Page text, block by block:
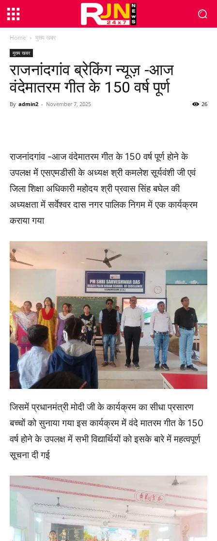
Home मुख्य खबर
मुख्य खबर
राजनांदगांव ब्रेकिंग न्यूज़ -आज
वंदेमातरम गीत के 150 वर्ष पूर्ण
By admin2 - November 7, 2025 26
राजनांदगांव -आज वंदेमातरम गीत के 150 वर्ष पूर्ण होने के
उपलक्ष में एसएमडीसी के अध्यक्ष श्री कमलेश सूर्यवंशी जी एवं
जिला शिक्षा अधिकारी महोदय श्री प्रवास सिंह बघेल की
अध्यक्षता में सर्वेश्वर दास नगर पालिक निगम में एक कार्यक्रम
कराया गया
जिसमें प्रधानमंत्री मोदी जी के कार्यक्रम का सीधा प्रसारण
बच्चों को सुनाया गया इस कार्यक्रम में वंदे मातरम गीत के 150
वर्ष होने के उपलक्ष में सभी विद्यार्थियों को इसके बारे में महत्वपूर्ण
सूचना दी गई